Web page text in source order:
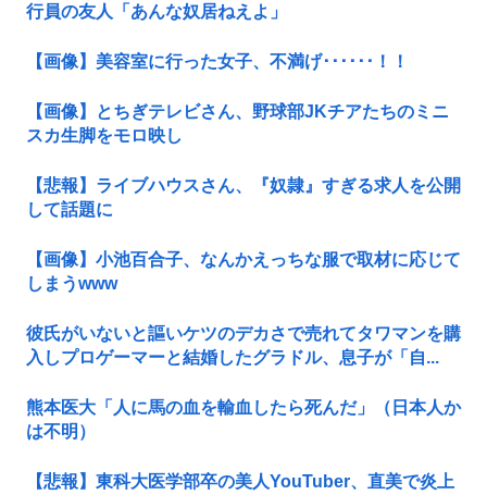
行員の友人「あんな奴居ねえよ」
【画像】美容室に行った女子、不満げ･･････！！
【画像】とちぎテレビさん、野球部JKチアたちのミニ
スカ生脚をモロ映し
【悲報】ライブハウスさん、『奴隷』すぎる求人を公開
して話題に
【画像】小池百合子、なんかえっちな服で取材に応じて
しまうwww
彼氏がいないと謳いケツのデカさで売れてタワマンを購
入しプロゲーマーと結婚したグラドル、息子が「自...
熊本医大「人に馬の血を輸血したら死んだ」（日本人か
は不明）
【悲報】東科大医学部卒の美人YouTuber、直美で炎上